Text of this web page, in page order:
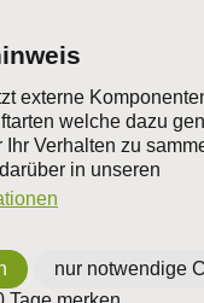
externe
welche dazu
Ihr Verhalten zu
in unseren
nur notwendige